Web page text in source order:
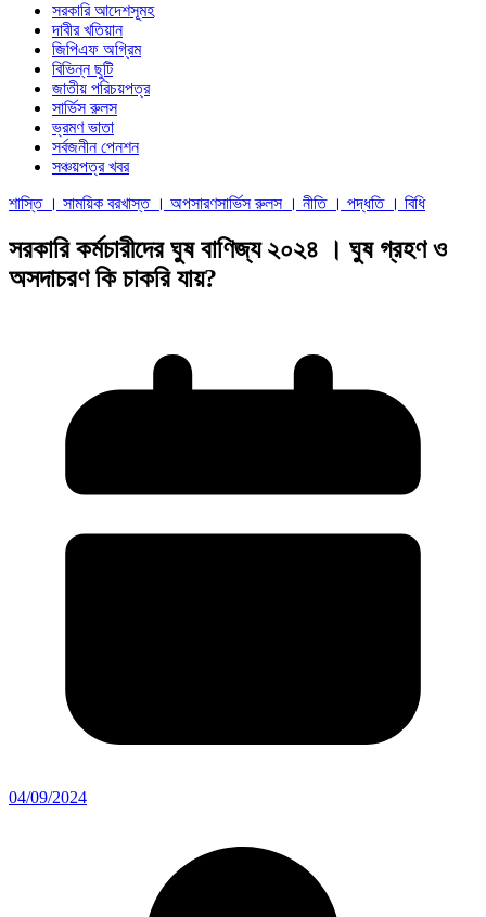
সরকারি আদেশসূমহ
দাবীর খতিয়ান
জিপিএফ অগ্রিম
বিভিন্ন ছুটি
জাতীয় পরিচয়পত্র
সার্ভিস রুলস
ভ্রমণ ভাতা
সর্বজনীন পেনশন
সঞ্চয়পত্র খবর
শাস্তি । সাময়িক বরখাস্ত । অপসারণসার্ভিস রুলস । নীতি । পদ্ধতি । বিধি
সরকারি কর্মচারীদের ঘুষ বাণিজ্য ২০২৪ । ঘুষ গ্রহণ ও
অসদাচরণ কি চাকরি যায়?
04/09/2024